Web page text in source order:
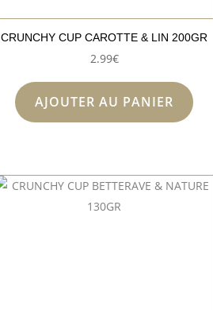
CRUNCHY CUP CAROTTE & LIN 200GR
2.99€
AJOUTER AU PANIER